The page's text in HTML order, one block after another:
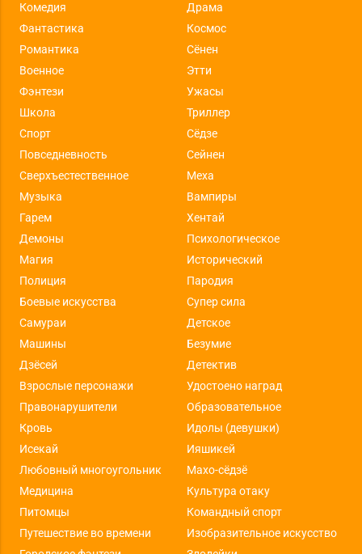
Комедия
Драма
Фантастика
Космос
Романтика
Сёнен
Военное
Этти
Фэнтези
Ужасы
Школа
Триллер
Спорт
Сёдзе
Повседневность
Сейнен
Сверхъестественное
Меха
Музыка
Вампиры
Гарем
Хентай
Демоны
Психологическое
Магия
Исторический
Полиция
Пародия
Боевые искусства
Супер сила
Самураи
Детское
Машины
Безумие
Дзёсей
Детектив
Взрослые персонажи
Удостоено наград
Правонарушители
Образовательное
Кровь
Идолы (девушки)
Исекай
Ияшикей
Любовный многоугольник
Махо-сёдзё
Медицина
Культура отаку
Питомцы
Командный спорт
Путешествие во времени
Изобразительное искусство